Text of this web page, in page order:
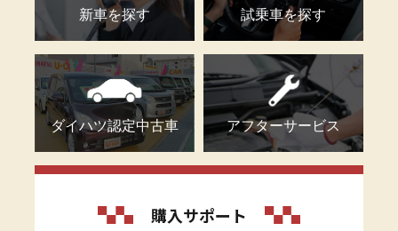
新車を探す 試乗車を探す
ダイハツ認定中古車 アフターサービス
購入サポート